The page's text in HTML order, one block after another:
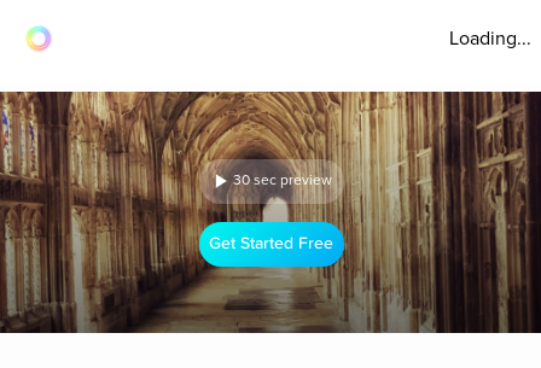
Loading...
30 sec preview
Get Started Free